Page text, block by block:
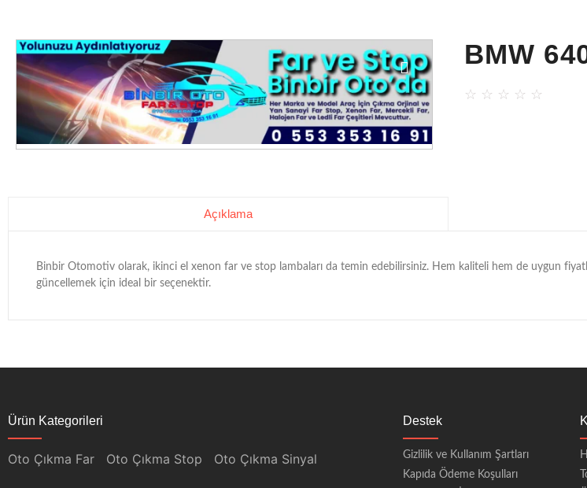
BMW
☆ ☆ ☆ ☆ ☆
Açıklama
Binbir Otomotiv olarak, ikinci el xenon far ve stop lambaları da temin edebilirsiniz. Hem kaliteli hem de uygun
güncellemek için ideal bir seçenektir.
Ürün Kategorileri
Oto Çıkma Far Oto Çıkma Stop Oto Çıkma Sinyal
Destek
Gizlilik ve Kullanım Şartları
Kapıda Ödeme Koşulları